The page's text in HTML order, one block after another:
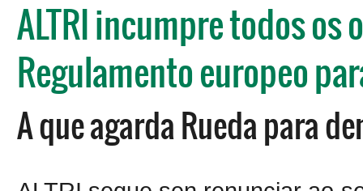
ALTRI incumpre todos
Regulamento europeo
A que agarda Rueda para